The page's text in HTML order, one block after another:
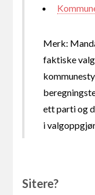
Merk:
faktiske
ett parti og
i
Sitere?